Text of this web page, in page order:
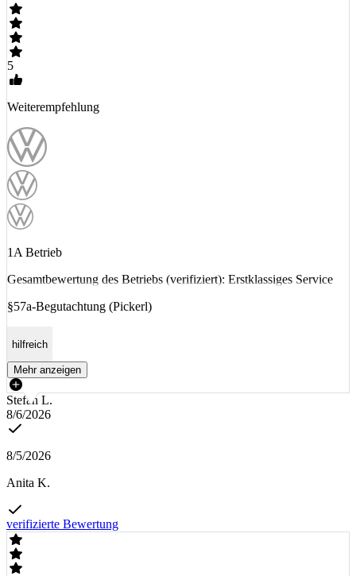
5
Weiterempfehlung
1A Betrieb
Gesamtbewertung des Betriebs (verifiziert): Erstklassiges Service
§57a-Begutachtung (Pickerl)
hilfreich
Mehr anzeigen
Stefan L.
8/6/2026
8/5/2026
Anita K.
verifizierte Bewertung